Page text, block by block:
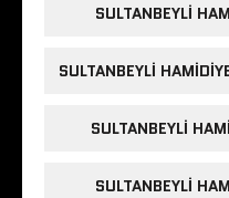
SULTANBEYLI
SULTANBEYLI
SULTANBEYLI
SULTANBEYLI